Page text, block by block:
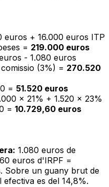
euros + 16.000 euros ITP
= 219.000 euros
- 1.080 euros
(3%) = 270.520
= 51.520 euros
x 21% + 1.520 x 23%
= 10.729,60 euros
1.080 euros de
euros d'IRPF =
. Sobre un guany brut de
es del 14,8%.